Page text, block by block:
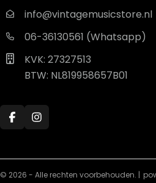
info@vintagemusicstore.nl
06-36130561 (Whatsapp)
KVK: 27327513
BTW: NL819958657B01
© 2026 - Alle rechten voorbehouden. |